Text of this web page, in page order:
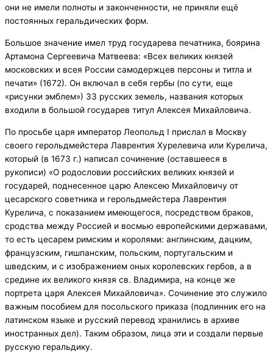
они не имели полноты и законченности, не приняли ещё
постоянных геральдических форм.
Большое значение имел труд государева печатника, боярина
Артамона Сергеевича Матвеева: «Всех великих князей
московских и всея России самодержцев персоны и титла и
печати» (1672). Он включал в себя гербы (по сути, еще
«рисунки эмблем») 33 русских земель, названия которых
входили в большой государев титул Алексея Михайловича.
По просьбе царя император Леопольд I прислал в Москву
своего герольдмейстера Лаврентия Хурелевича или Курелича,
который (в 1673 г.) написал сочинение (оставшееся в
рукописи) «О родословии российских великих князей и
государей, поднесенное царю Алексею Михайловичу от
цесарского советника и герольдмейстера Лаврентия
Курелича, с показанием имеющегося, посредством браков,
сродства между Россией и восмью европейскими державами,
то есть цесарем римским и королями: англинским, дацким,
французским, гишпанским, польским, португальским и
шведским, и с изображением оных королевских гербов, а в
средине их великого князя св. Владимира, на конце же
портрета царя Алексея Михайловича». Сочинение это служило
важным пособием для посольского приказа (подлинник его на
латинском языке и русский перевод хранились в архиве
иностранных дел). Таким образом, лица эти и создали первые
русскую геральдику.